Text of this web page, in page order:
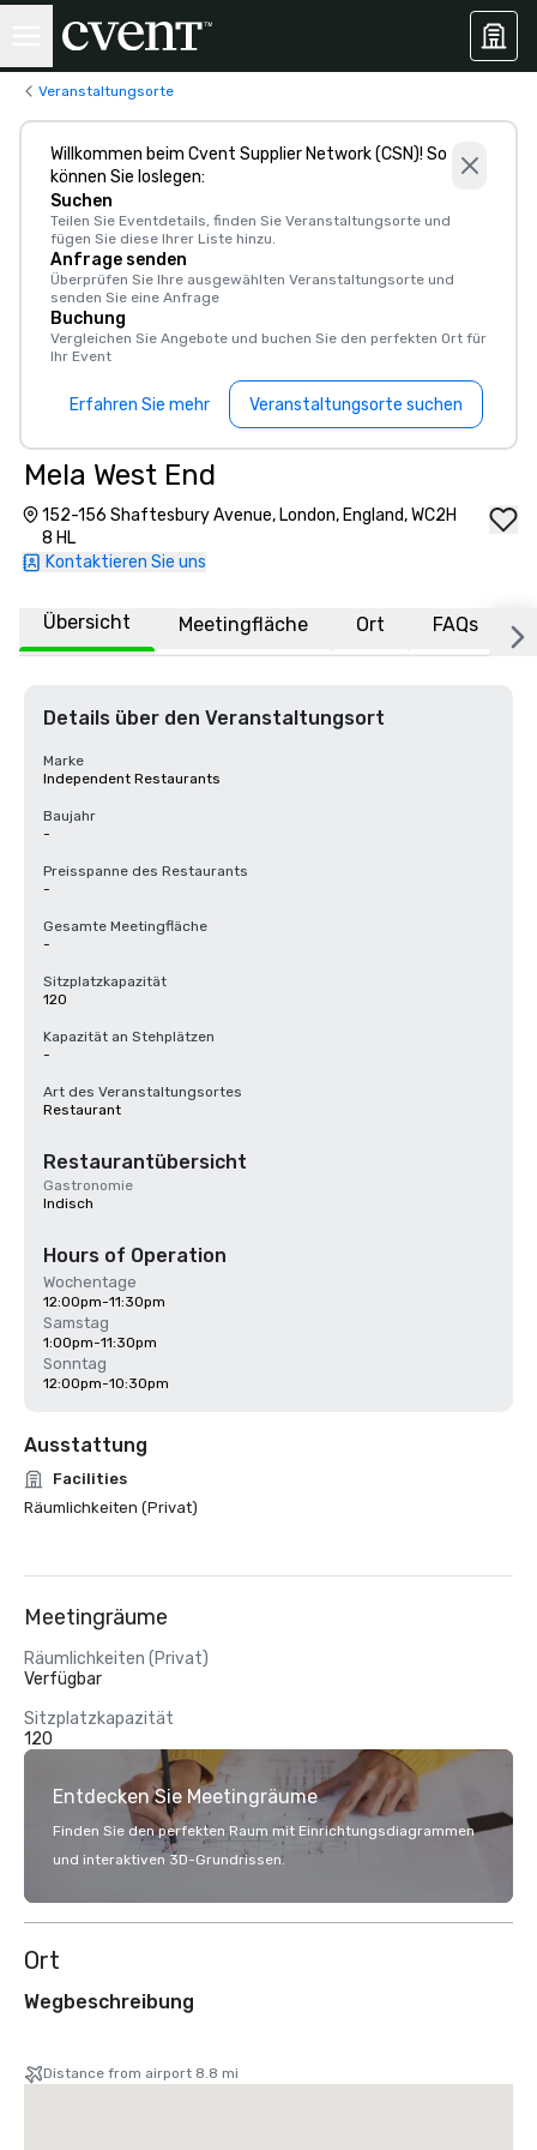
Veranstaltungsorte
Willkommen beim Cvent Supplier Network (CSN)! So
können Sie loslegen:
Suchen
Teilen Sie Eventdetails, finden Sie Veranstaltungsorte und
fügen Sie diese Ihrer Liste hinzu.
Anfrage senden
Überprüfen Sie Ihre ausgewählten Veranstaltungsorte und
senden Sie eine Anfrage
Buchung
Vergleichen Sie Angebote und buchen Sie den perfekten Ort für
Ihr Event
Erfahren Sie mehr Veranstaltungsorte suchen
Mela West End
152-156 Shaftesbury Avenue, London, England, WC2H
8 HL
Kontaktieren Sie uns
Übersicht Meetingfläche Ort FAQs
Details über den Veranstaltungsort
Marke
Independent Restaurants
Baujahr
-
Preisspanne des Restaurants
-
Gesamte Meetingfläche
-
Sitzplatzkapazität
120
Kapazität an Stehplätzen
-
Art des Veranstaltungsortes
Restaurant
Restaurantübersicht
Gastronomie
Indisch
Hours of Operation
Wochentage
12:00pm-11:30pm
Samstag
1:00pm-11:30pm
Sonntag
12:00pm-10:30pm
Ausstattung
Facilities
Räumlichkeiten (Privat)
Meetingräume
Räumlichkeiten (Privat)
Verfügbar
Sitzplatzkapazität
120
Entdecken Sie Meetingräume
Finden Sie den perfekten Raum mit Einrichtungsdiagrammen
und interaktiven 3D-Grundrissen.
Ort
Wegbeschreibung
Distance from airport 8.8 mi